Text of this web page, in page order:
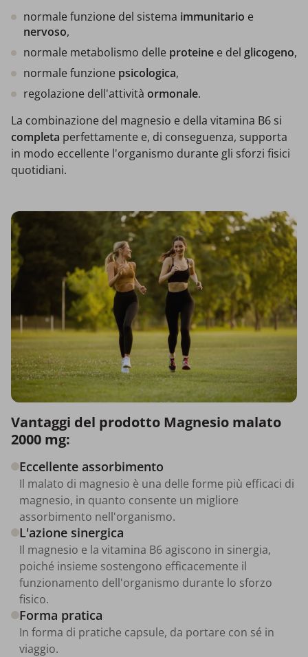
normale funzione del sistema immunitario e
nervoso,
normale metabolismo delle proteine e del glicogeno,
normale funzione psicologica,
regolazione dell'attività ormonale.
La combinazione del magnesio e della vitamina B6 si
completa perfettamente e, di conseguenza, supporta
in modo eccellente l'organismo durante gli sforzi fisici
quotidiani.
Vantaggi del prodotto Magnesio malato
2000 mg:
Eccellente assorbimento
Il malato di magnesio è una delle forme più efficaci di
magnesio, in quanto consente un migliore
assorbimento nell'organismo.
L'azione sinergica
Il magnesio e la vitamina B6 agiscono in sinergia,
poiché insieme sostengono efficacemente il
funzionamento dell'organismo durante lo sforzo
fisico.
Forma pratica
In forma di pratiche capsule, da portare con sé in
viaggio.